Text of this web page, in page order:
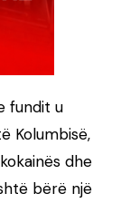
fundit u
Kolumbisë,
dhe
bërë një